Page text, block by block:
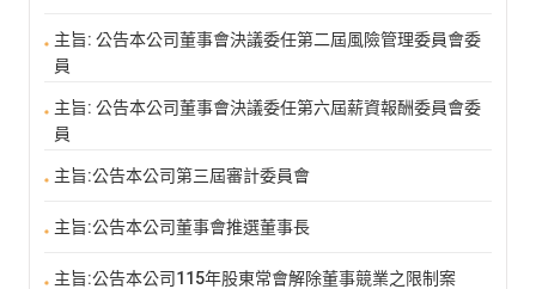
主旨: 公告本公司董事會決議委任第二屆風險管理委員會委
員
主旨: 公告本公司董事會決議委任第六屆薪資報酬委員會委
員
主旨:公告本公司第三屆審計委員會
主旨:公告本公司董事會推選董事長
主旨:公告本公司115年股東常會解除董事競業之限制案